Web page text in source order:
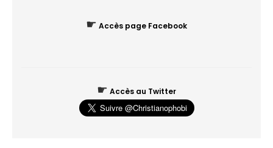
☛ Accès page Facebook
☛ Accès au Twitter